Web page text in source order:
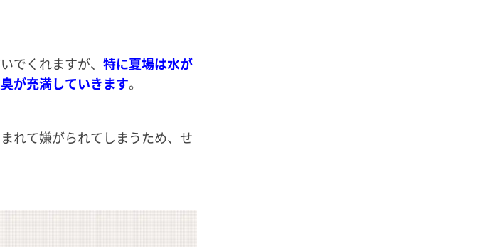
でくれますが、 特に夏場は水が
が充満していきます。
れて嫌がられてしまうため、せ